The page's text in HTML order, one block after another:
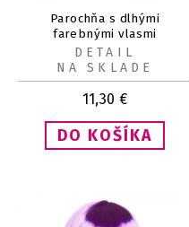
Parochňa s dlhými
farebnými vlasmi
11,30 €
DETAIL
NA SKLADE